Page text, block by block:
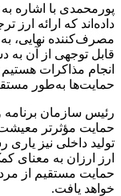
پورمحمدی با اشاره
داده‌اند که ارائه
مصرف‌کننده نهایی،
قابل توجهی از آن
انجام مذاکرات
حمایت‌ها به‌طور
رئیس سازمان برنامه
حمایت مؤثرتر
تولید داخلی نیز یاری
ارز ارزان به معنای
حمایت مستقیم از
خواهد یافت.